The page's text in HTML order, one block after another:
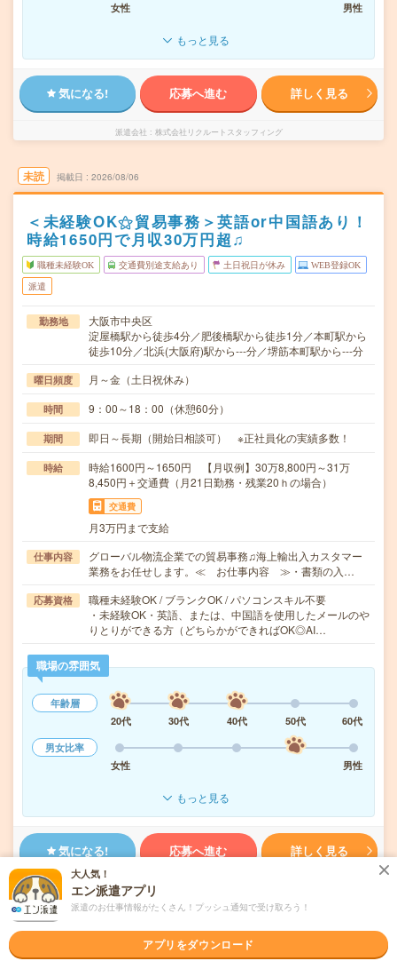
女性
男性
もっと見る
気になる! 応募へ進む 詳しく見る
派遣会社 株式会社リクルートスタッフィング
未読 掲載日 2026/08/06
＜未経験OK⚝貿易事務＞英語or中国語あり！
時給1650円で月収30万円超♫
職種未経験OK 交通費別途支給あり 土日祝日が休み WEB登録OK
派遣
勤務地
大阪市中央区
淀屋橋駅から徒歩4分／肥後橋駅から徒歩1分／本町駅から
徒歩10分／北浜(大阪府)駅から---分／堺筋本町駅から---分
曜日頻度 月～金（土日祝休み）
時間 9：00～18：00（休憩60分）
期間 即日～長期（開始日相談可） ※正社員化の実績多数！
時給
時給1600円～1650円 【月収例】30万8,800円～31万
8,450円＋交通費（月21日勤務・残業20ｈの場合）
交通費
月3万円まで支給
仕事内容
グローバル物流企業での貿易事務♫海上輸出入カスタマー
業務をお任せします。≪ お仕事内容 ≫・書類の入…
応募資格
職種未経験OK / ブランクOK / パソコンスキル不要
・未経験OK・英語、または、中国語を使用したメールのや
りとりができる方（どちらかができればOK◎AI…
職場の雰囲気
年齢層
20代
30代 40代 50代
60代
男女比率
女性
男性
もっと見る
気になる! 応募へ進む 詳しく見る
派遣会社
未読 掲載日 2026/08/06
大人気！
エン派遣アプリ
派遣のお仕事情報がたくさん！プッシュ通知で受け取ろう！
アプリをダウンロード